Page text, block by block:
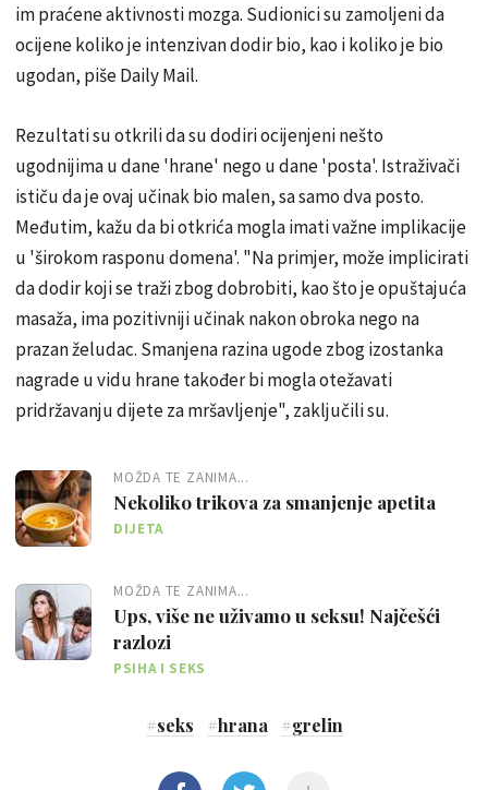
im praćene aktivnosti mozga. Sudionici su zamoljeni da
ocijene koliko je intenzivan dodir bio, kao i koliko je bio
ugodan, piše Daily Mail.
Rezultati su otkrili da su dodiri ocijenjeni nešto
ugodnijima u dane 'hrane' nego u dane 'posta'. Istraživači
ističu da je ovaj učinak bio malen, sa samo dva posto.
Međutim, kažu da bi otkrića mogla imati važne implikacije
u 'širokom rasponu domena'. "Na primjer, može implicirati
da dodir koji se traži zbog dobrobiti, kao što je opuštajuća
masaža, ima pozitivniji učinak nakon obroka nego na
prazan želudac. Smanjena razina ugode zbog izostanka
nagrade u vidu hrane također bi mogla otežavati
pridržavanju dijete za mršavljenje", zaključili su.
MOŽDA TE ZANIMA...
Nekoliko trikova za smanjenje apetita
DIJETA
MOŽDA TE ZANIMA...
Ups, više ne uživamo u seksu! Najčešći
razlozi
PSIHA I SEKS
#seks #hrana #grelin